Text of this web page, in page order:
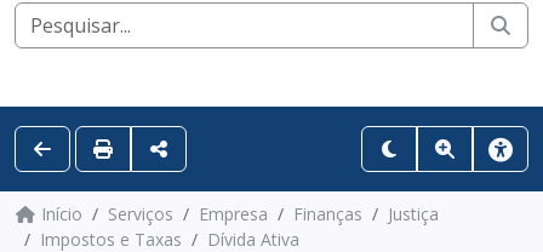
Início Serviços Empresa Finanças
Justiça
Impostos e Taxas
Dívida Ativa